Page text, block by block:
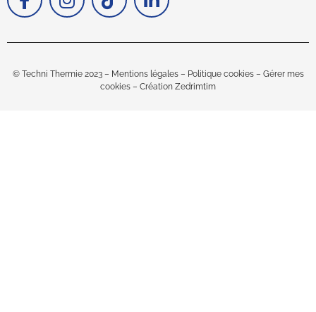
© Techni Thermie 2023 – Mentions légales– Politique cookies– Gérer mes
cookies – Création Zedrimtim